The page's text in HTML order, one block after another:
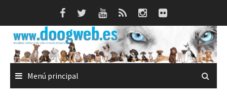
Menú principal